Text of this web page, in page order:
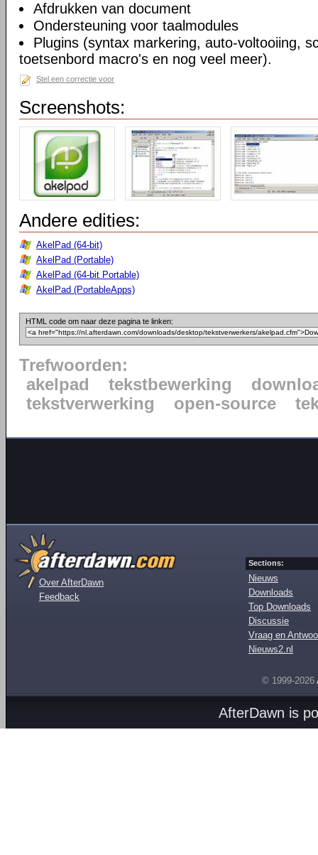
Afdrukken van document
Ondersteuning voor taalmodules
Plugins (syntax markering, auto-voltooiing,
toetsenbord macro's en nog veel meer).
Stel een correctie voor
Screenshots:
Andere edities:
AkelPad (64-bit)
AkelPad (Portable)
AkelPad (64-bit Portable)
AkelPad (PortableApps)
HTML code om naar deze pagina te linken:
Trefwoorden:
akelpad
tekstbewerking
tekstverwerking
open-source
Over AfterDawn
Feedback
Sections:
Nieuws
Downloads
Top Downloads
Discussie
Vraag en
Nieuws2.nl
© 1999-2026
AfterDawn is